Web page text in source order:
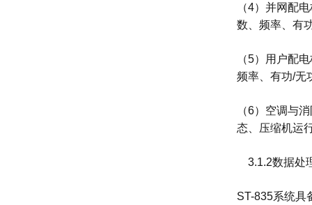
（4）并网配
数、频率、有
（5）用户配
频率、有功/无
（6）空调与
态、压缩机运
3.1.2数据处
ST-835系统具